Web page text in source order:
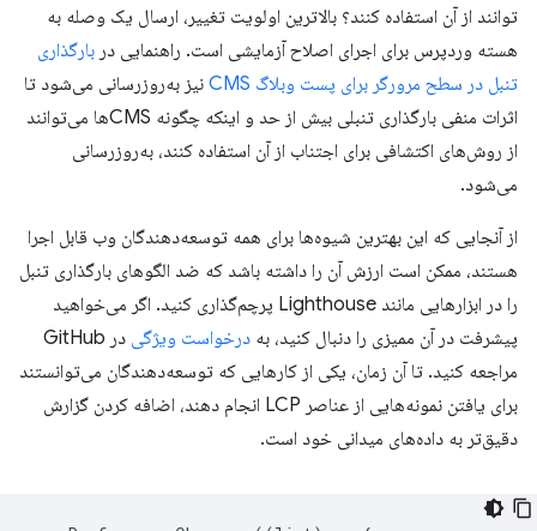
توانند از آن استفاده کنند؟ بالاترین اولویت تغییر، ارسال یک وصله به
هسته وردپرس برای اجرای اصلاح آزمایشی است. راهنمایی در بارگذاری
تنبل در سطح مرورگر برای پست وبلاگ CMS
نیز به‌روزرسانی می‌شود تا
اثرات منفی بارگذاری تنبلی بیش از حد و اینکه چگونه CMS‌ها می‌توانند
از روش‌های اکتشافی برای اجتناب از آن استفاده کنند، به‌روزرسانی
می‌شود.
از آنجایی که این بهترین شیوه‌ها برای همه توسعه‌دهندگان وب قابل اجرا
هستند، ممکن است ارزش آن را داشته باشد که ضد الگوهای بارگذاری تنبل
را در ابزارهایی مانند Lighthouse پرچم‌گذاری کنید. اگر می‌خواهید
پیشرفت در آن ممیزی را دنبال کنید، به درخواست ویژگی
در GitHub
مراجعه کنید. تا آن زمان، یکی از کارهایی که توسعه‌دهندگان می‌توانستند
برای یافتن نمونه‌هایی از عناصر LCP انجام دهند، اضافه کردن گزارش
دقیق‌تر به داده‌های میدانی خود است.